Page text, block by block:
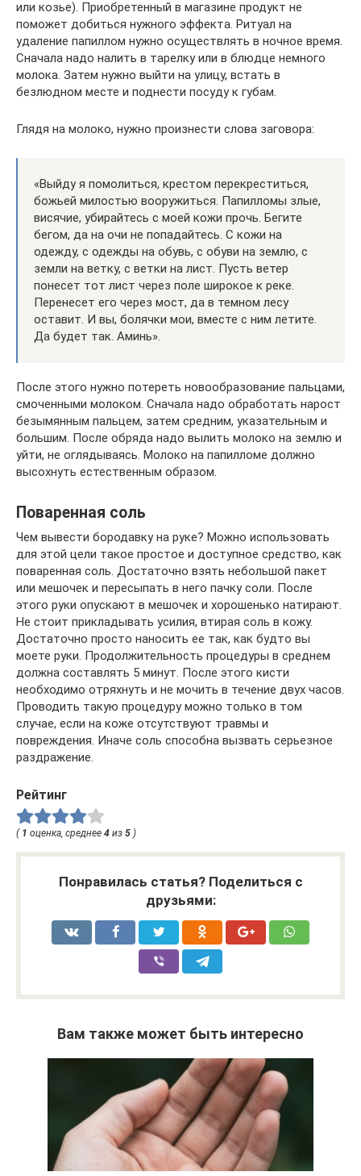
или козье). Приобретенный в магазине продукт не
поможет добиться нужного эффекта. Ритуал на
удаление папиллом нужно осуществлять в ночное время.
Сначала надо налить в тарелку или в блюдце немного
молока. Затем нужно выйти на улицу, встать в
безлюдном месте и поднести посуду к губам.
Глядя на молоко, нужно произнести слова заговора:
«Выйду я помолиться, крестом перекреститься,
божьей милостью вооружиться. Папилломы злые,
висячие, убирайтесь с моей кожи прочь. Бегите
бегом, да на очи не попадайтесь. С кожи на
одежду, с одежды на обувь, с обуви на землю, с
земли на ветку, с ветки на лист. Пусть ветер
понесет тот лист через поле широкое к реке.
Перенесет его через мост, да в темном лесу
оставит. И вы, болячки мои, вместе с ним летите.
Да будет так. Аминь».
После этого нужно потереть новообразование пальцами,
смоченными молоком. Сначала надо обработать нарост
безымянным пальцем, затем средним, указательным и
большим. После обряда надо вылить молоко на землю и
уйти, не оглядываясь. Молоко на папилломе должно
высохнуть естественным образом.
Поваренная соль
Чем вывести бородавку на руке? Можно использовать
для этой цели такое простое и доступное средство, как
поваренная соль. Достаточно взять небольшой пакет
или мешочек и пересыпать в него пачку соли. После
этого руки опускают в мешочек и хорошенько натирают.
Не стоит прикладывать усилия, втирая соль в кожу.
Достаточно просто наносить ее так, как будто вы
моете руки. Продолжительность процедуры в среднем
должна составлять 5 минут. После этого кисти
необходимо отряхнуть и не мочить в течение двух часов.
Проводить такую процедуру можно только в том
случае, если на коже отсутствуют травмы и
повреждения. Иначе соль способна вызвать серьезное
раздражение.
Рейтинг
( 1 оценка, среднее 4 из 5 )
Понравилась статья? Поделиться с
друзьями:
Вам также может быть интересно